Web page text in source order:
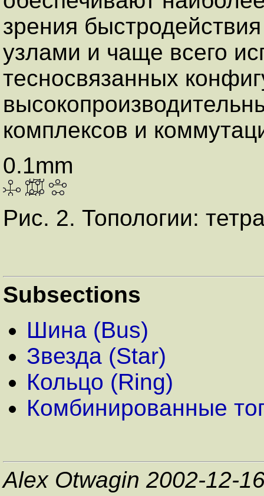
зрения
узлами и чаще всего
тесносвязанных
комплексов и
0.1mm
Рис. 2. Топологии:
Subsections
Шина (Bus)
Звезда (Star)
Кольцо (Ring)
Комбинированные
Alex Otwagin 2002-12-